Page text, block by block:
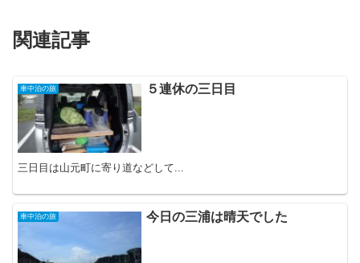
関連記事
車中泊の旅 ５連休の三日目
三日目は山元町に寄り道などして...
車中泊の旅 今日の三浦は晴天でした